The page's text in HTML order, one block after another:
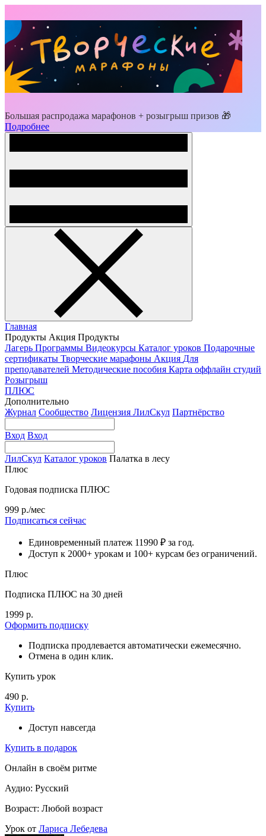
Большая распродажа марафонов + розыгрыш призов 🎁
Подробнее
Главная
Продукты Акция Продукты
Лагерь Программы Видеокурсы Каталог уроков Подарочные
сертификаты Творческие марафоны Акция Для
преподавателей Методические пособия Карта оффлайн студий
Розыгрыш
ПЛЮС
Дополнительно
Журнал Сообщество Лицензия ЛилСкул Партнёрство
Вход Вход
ЛилСкул Каталог уроков Палатка в лесу
Плюс
Годовая подписка ПЛЮС
999 р./мес
Подписаться сейчас
Единовременный платеж 11990 ₽ за год.
Доступ к 2000+ урокам и 100+ курсам без ограничений.
Плюс
Подписка ПЛЮС на 30 дней
1999 р.
Оформить подписку
Подписка продлевается автоматически ежемесячно.
Отмена в один клик.
Купить урок
490 р.
Купить
Доступ навсегда
Купить в подарок
Онлайн в своём ритме
Аудио: Русский
Возраст: Любой возраст
Урок от Лариса Лебедева